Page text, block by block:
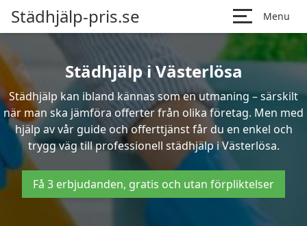
Städhjälp-pris.se Menu
Städhjälp i Västerlösa
Städhjälp kan ibland kännas som en utmaning – särskilt
när man ska jämföra offerter från olika företag. Men med
hjälp av vår guide och offerttjänst får du en enkel och
trygg väg till professionell städhjälp i Västerlösa.
Få 3 erbjudanden, gratis och utan förpliktelser